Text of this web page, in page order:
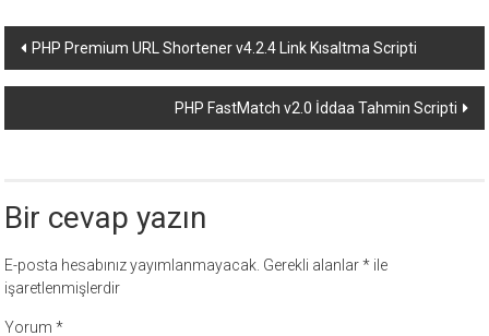
Yazı
dolaşımı
PHP Premium URL Shortener v4.2.4 Link Kısaltma Scripti
PHP FastMatch v2.0 İddaa Tahmin Scripti
Bir cevap yazın
E-posta hesabınız yayımlanmayacak. Gerekli alanlar* ile
işaretlenmişlerdir
Yorum*